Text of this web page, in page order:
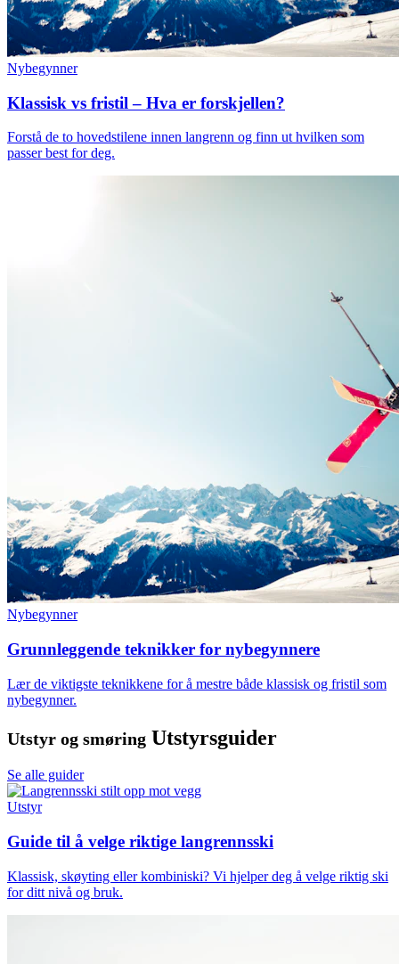
Nybegynner
Klassisk vs fristil – Hva er forskjellen?
Forstå de to hovedstilene innen langrenn og finn ut hvilken som
passer best for deg.
Nybegynner
Grunnleggende teknikker for nybegynnere
Lær de viktigste teknikkene for å mestre både klassisk og fristil som
nybegynner.
Utstyr og smøring Utstyrsguider
Se alle guider
Utstyr
Guide til å velge riktige langrennsski
Klassisk, skøyting eller kombiniski? Vi hjelper deg å velge riktig ski
for ditt nivå og bruk.